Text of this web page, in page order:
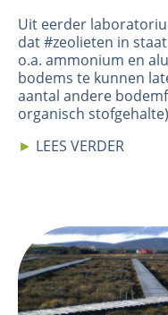
Uit eerder
dat #zeolieten in
o.a. ammonium en
bodems te kunnen
aantal andere
organisch
► LEES VERDER
Image